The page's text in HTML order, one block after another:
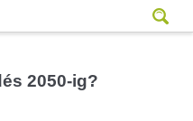
2050-ig?